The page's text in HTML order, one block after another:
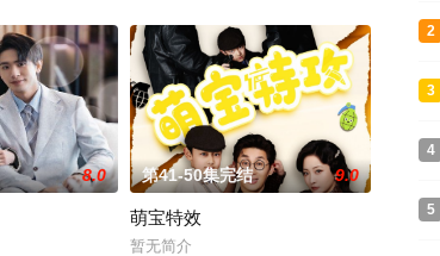
8.0 第41-50集完结 9.0
萌宝特效
暂无简介
2
3
4
5